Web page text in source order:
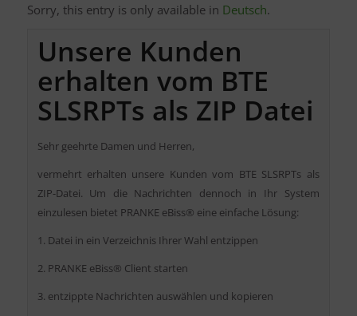
Sorry, this entry is only available in Deutsch.
Unsere Kunden
erhalten vom BTE
SLSRPTs als ZIP Datei
Sehr geehrte Damen und Herren,
vermehrt erhalten unsere Kunden vom BTE SLSRPTs als
ZIP-Datei. Um die Nachrichten dennoch in Ihr System
einzulesen bietet PRANKE eBiss® eine einfache Lösung:
1. Datei in ein Verzeichnis Ihrer Wahl entzippen
2. PRANKE eBiss® Client starten
3. entzippte Nachrichten auswählen und kopieren